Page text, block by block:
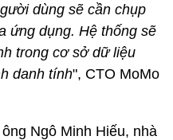
dùng sẽ cần chụp
ứng dụng. Hệ thống sẽ
trong cơ sở dữ liệu
danh tính", CTO MoMo
Ngô Minh Hiếu, nhà